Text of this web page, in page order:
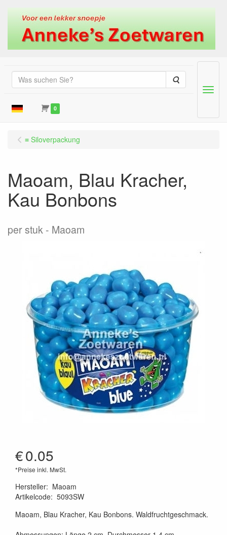
Suche
0
Menu
≡ Siloverpackung
Maoam, Blau Kracher,
Kau Bonbons
per stuk Maoam
€0.05
*Preise inkl. MwSt.
Hersteller: Maoam
Artikelcode: 5093SW
Maoam, Blau Kracher, Kau Bonbons. Waldfruchtgeschmack.